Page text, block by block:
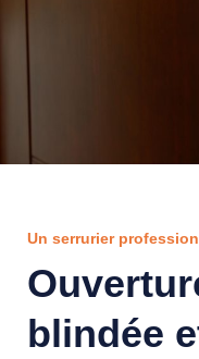
Un serrurier
blindée